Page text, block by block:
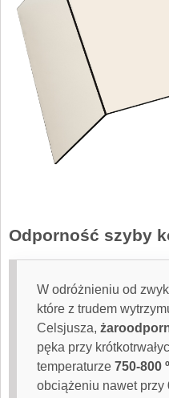
Odporność szyby
W odróżnieniu od
które z trudem
Celsjusza,
pęka przy
temperaturze 750-800
obciążeniu nawet przy